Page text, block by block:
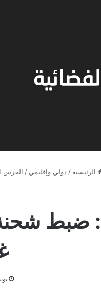
الرئيسية / دولي وإقليمي / الحرس
ضبط
يونيو